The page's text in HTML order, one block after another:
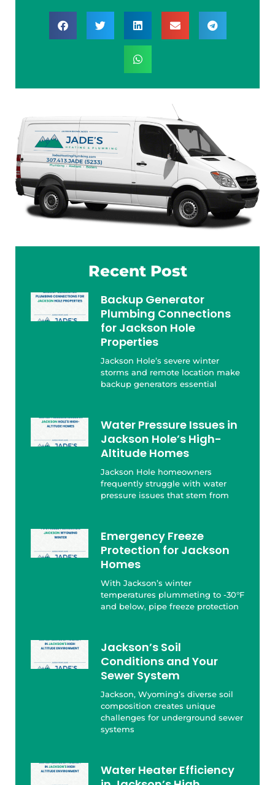
Recent Post
Backup Generator
Plumbing Connections
for Jackson Hole
Properties
Jackson Hole’s severe winter
storms and remote location make
backup generators essential
Water Pressure Issues in
Jackson Hole’s High-
Altitude Homes
Jackson Hole homeowners
frequently struggle with water
pressure issues that stem from
Emergency Freeze
Protection for Jackson
Homes
With Jackson’s winter
temperatures plummeting to -30°F
and below, pipe freeze protection
Jackson’s Soil
Conditions and Your
Sewer System
Jackson, Wyoming’s diverse soil
composition creates unique
challenges for underground sewer
systems
Water Heater Efficiency